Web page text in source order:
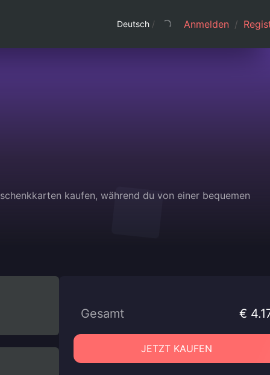
Deutsch / Anmelden /
kaufen, während du von einer bequemen
Gesamt €
JETZT KAUFEN